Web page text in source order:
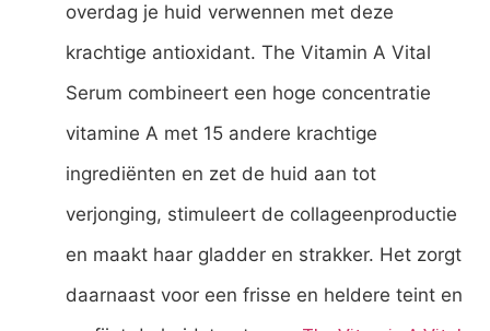
overdag je huid verwennen met deze
krachtige antioxidant. The Vitamin A Vital
Serum combineert een hoge concentratie
vitamine A met 15 andere krachtige
ingrediënten en zet de huid aan tot
verjonging, stimuleert de collageenproductie
en maakt haar gladder en strakker. Het zorgt
daarnaast voor een frisse en heldere teint en